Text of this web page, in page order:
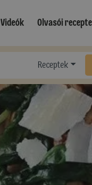
Videók Olvasói
Receptek